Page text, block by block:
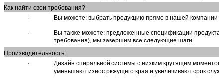
Как найти свои требования?
·
Вы можете: выбрать продукцию прямо в нашей компании
·
Вы также можете: предложенные спецификации
требования), мы завершим все следующие шаги.
Производительность:
·
Дизайн спиральной системы с низким крутящим
уменьшают износ режущего края и увеличивают срок